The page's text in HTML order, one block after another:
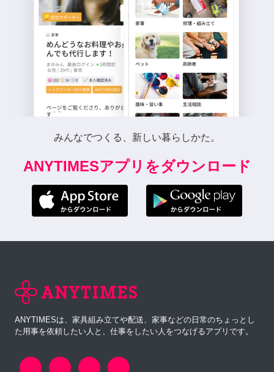
みんなでつくる、新しい暮らしかた。
ANYTIMESアプリをダウンロード
ANYTIMESは、家具組み立てや配送、家事などの日常のちょっとし
た用事を依頼したい人と、仕事をしたい人をつなげるアプリです。